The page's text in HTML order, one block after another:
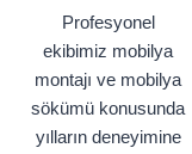
Profesyonel
ekibimiz mobilya
montajı ve mobilya
sökümü konusunda
yılların deneyimine